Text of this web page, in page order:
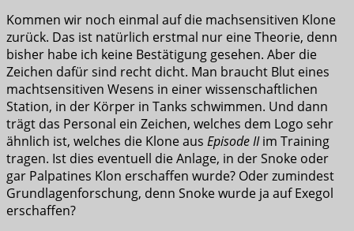
Kommen wir noch einmal auf die machsensitiven Klone
zurück. Das ist natürlich erstmal nur eine Theorie, denn
bisher habe ich keine Bestätigung gesehen. Aber die
Zeichen dafür sind recht dicht. Man braucht Blut eines
machtsensitiven Wesens in einer wissenschaftlichen
Station, in der Körper in Tanks schwimmen. Und dann
trägt das Personal ein Zeichen, welches dem Logo sehr
ähnlich ist, welches die Klone aus Episode IIim Training
tragen. Ist dies eventuell die Anlage, in der Snoke oder
gar Palpatines Klon erschaffen wurde? Oder zumindest
Grundlagenforschung, denn Snoke wurde ja auf Exegol
erschaffen?